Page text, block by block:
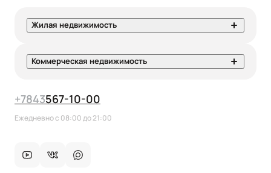
Жилая недвижимость
Коммерческая недвижимость
+7843567-10-00
Ежедневно с 08:00 до 21:00